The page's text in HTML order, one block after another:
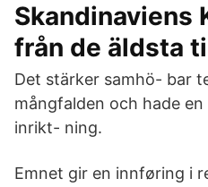
Skandinaviens
från de äldsta
Det stärker samhö- bar
mångfalden och hade
inrikt- ning.
Emnet gir en innføring i